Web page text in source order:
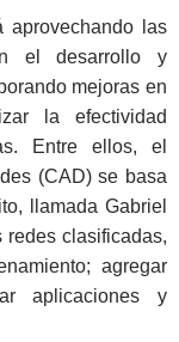
aprovechando las
el desarrollo y
mejoras en
la efectividad
Entre ellos, el
(CAD) se basa
llamada Gabriel
redes clasificadas,
agregar
aplicaciones y